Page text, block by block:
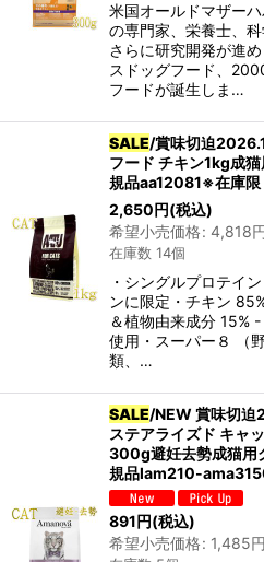
米国オールドマザー
の専門家、栄養士、科
さらに研究開発が進
スドッグフード、
フードが誕生しま…
SALE/賞味切迫
フード チキン1kg成
規品aa12081※在庫限
2,650 円(税込)
希望小売価格: 4,818円
在庫数 14個
・シングルプロテイ
ンに限定・チキン
＆植物由来成分 15%
使用・スーパー８ （
類、…
SALE/NEW 賞味切迫
ステアライズド キャ
300g避妊去勢成猫用
規品lam210-
891円(税込)
希望小売価格: 1,485円